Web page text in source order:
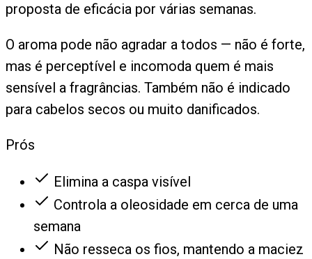
proposta de eficácia por várias semanas.
O aroma pode não agradar a todos — não é forte,
mas é perceptível e incomoda quem é mais
sensível a fragrâncias. Também não é indicado
para cabelos secos ou muito danificados.
Prós
Elimina a caspa visível
Controla a oleosidade em cerca de uma
semana
Não resseca os fios, mantendo a maciez